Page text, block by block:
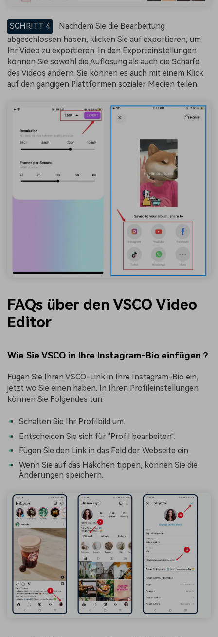
SCHRITT 4
Nachdem Sie die Bearbeitung
abgeschlossen haben, klicken Sie auf exportieren, um
Ihr Video zu exportieren. In den Exporteinstellungen
können Sie sowohl die Auflösung als auch die Schärfe
des Videos ändern. Sie können es auch mit einem Klick
auf den gängigen Plattformen sozialer Medien teilen.
FAQs über den VSCO Video
Editor
Wie Sie VSCO in Ihre Instagram-Bio einfügen？
Fügen Sie Ihren VSCO-Link in Ihre Instagram-Bio ein,
jetzt wo Sie einen haben. In Ihren Profileinstellungen
können Sie Folgendes tun:
Schalten Sie Ihr Profilbild um.
Entscheiden Sie sich für "Profil bearbeiten".
Fügen Sie den Link in das Feld der Webseite ein.
Wenn Sie auf das Häkchen tippen, können Sie die
Änderungen speichern.